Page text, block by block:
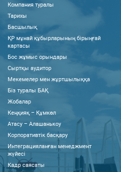
Компания туралы
Тарихы
Басшылық
ҚР мұнай құбырларының бірыңғай
картасы
Бос жұмыс орындары
Сыртқы аудитор
Мекемелер мен жұртшылыққа
Біз туралы БАҚ
Жобалар
Кеңқияқ – Құмкөл
Атасу – Алашанькоу
Корпоративтік басқару
Интеграцияланған менеджмент
жүйесі
Кадр саясаты